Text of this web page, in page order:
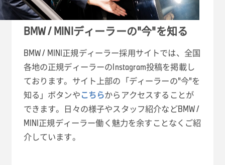
BMW / MINIディーラーの"今"を知る
BMW / MINI正規ディーラー採用サイトでは、全国
各地の正規ディーラーのInstagram投稿を掲載し
ております。サイト上部の「ディーラーの"今"を
知る」ボタンやこちらからアクセスすることが
できます。日々の様子やスタッフ紹介などBMW /
MINI正規ディーラー働く魅力を余すことなくご紹
介しています。